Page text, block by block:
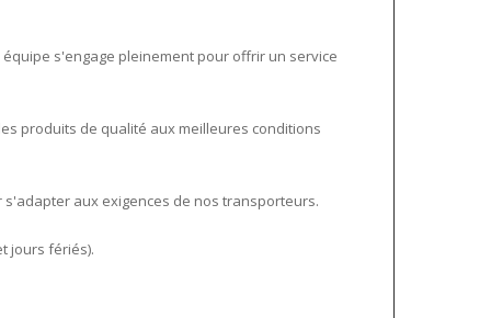
s'engage pleinement pour offrir un service
produits de qualité aux meilleures conditions
aux exigences de nos transporteurs.
jours fériés).